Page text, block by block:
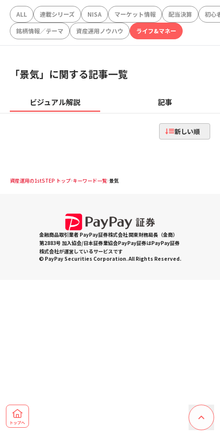
ALL 連載シリーズ NISA マーケット情報 配当決算
初心
銘柄情報／テーマ
資産運用ノウハウ ライフ&マネー
「景気」に関する記事一覧
ビジュアル解説 記事
新しい順
資産運用の1stSTEP トップ キーワード一覧 景気
金融商品取引業者 PayPay証券株式会社 関東財務局長（金商）
第2883号 加入協会/日本証券業協会PayPay証券はPayPay証券
株式会社が運営しているサービスです
© PayPay Securities Corporation. All Rights Reserved.